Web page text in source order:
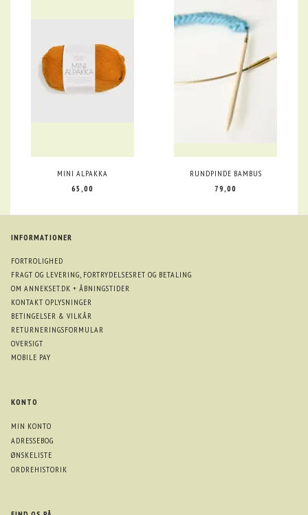
MINI ALPAKKA
65,00
RUNDPINDE BAMBUS
79,00
INFORMATIONER
FORTROLIGHED
FRAGT OG LEVERING, FORTRYDELSESRET OG BETALING
OM ANNEKSET.DK + ÅBNINGSTIDER
KONTAKT OPLYSNINGER
BETINGELSER & VILKÅR
RETURNERINGSFORMULAR
OVERSIGT
MOBILE PAY
KONTO
MIN KONTO
ADRESSEBOG
ØNSKELISTE
ORDREHISTORIK